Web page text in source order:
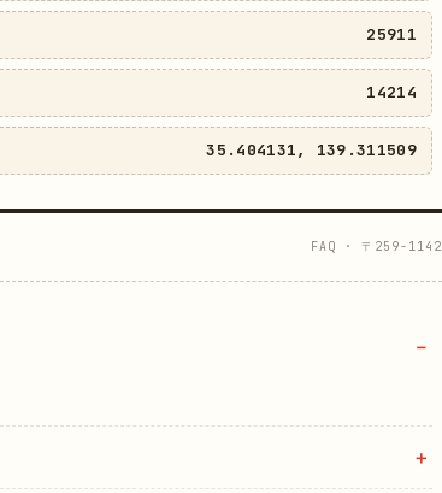
25911
14214
35.404131, 139.311509
FAQ · 〒259-1142